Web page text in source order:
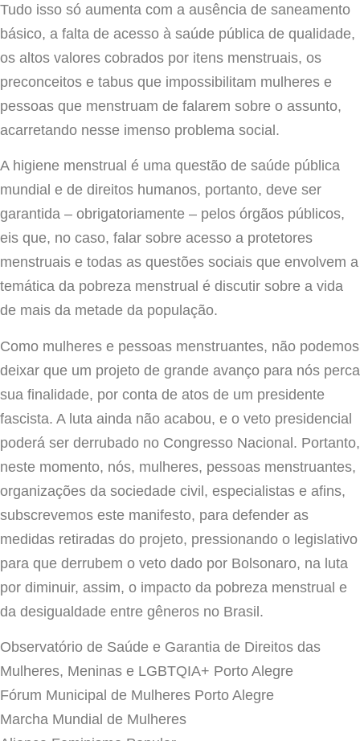
Tudo isso só aumenta com a ausência de saneamento
básico, a falta de acesso à saúde pública de qualidade,
os altos valores cobrados por itens menstruais, os
preconceitos e tabus que impossibilitam mulheres e
pessoas que menstruam de falarem sobre o assunto,
acarretando nesse imenso problema social.
A higiene menstrual é uma questão de saúde pública
mundial e de direitos humanos, portanto, deve ser
garantida – obrigatoriamente – pelos órgãos públicos,
eis que, no caso, falar sobre acesso a protetores
menstruais e todas as questões sociais que envolvem a
temática da pobreza menstrual é discutir sobre a vida
de mais da metade da população.
Como mulheres e pessoas menstruantes, não podemos
deixar que um projeto de grande avanço para nós perca
sua finalidade, por conta de atos de um presidente
fascista. A luta ainda não acabou, e o veto presidencial
poderá ser derrubado no Congresso Nacional. Portanto,
neste momento, nós, mulheres, pessoas menstruantes,
organizações da sociedade civil, especialistas e afins,
subscrevemos este manifesto, para defender as
medidas retiradas do projeto, pressionando o legislativo
para que derrubem o veto dado por Bolsonaro, na luta
por diminuir, assim, o impacto da pobreza menstrual e
da desigualdade entre gêneros no Brasil.
Observatório de Saúde e Garantia de Direitos das
Mulheres, Meninas e LGBTQIA+ Porto Alegre
Fórum Municipal de Mulheres Porto Alegre
Marcha Mundial de Mulheres